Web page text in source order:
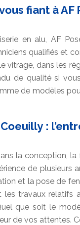
fiant à AF
en alu, AF
qualifiés et
dans les
de qualité si
de modèles
:
la conception,
de plusieurs
et la pose de
travaux relatifs
que soit le
de vos attentes.